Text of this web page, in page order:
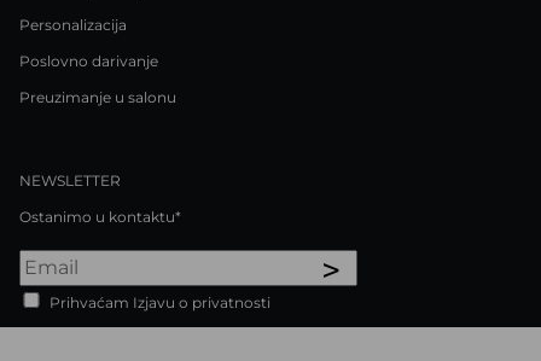
Personalizacija
Poslovno darivanje
Preuzimanje u salonu
NEWSLETTER
Ostanimo u kontaktu*
>
Prihvaćam Izjavu o privatnosti